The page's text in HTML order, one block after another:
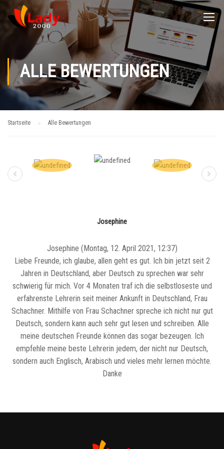
ALLE BEWERTUNGEN
Startseite Alle Bewertungen
Josephine
Josephine (Montag, 12. April 2021, 12:37)
Liebe Freunde, ich glaube, allen geht es gut. Ich bin jetzt seit 2
Jahren in Deutschland, aber Deutsch zu sprechen war sehr
schwierig für mich. Vor 4 Monaten traf ich die selbstloseste und
erfahrenste Lehrerin seit meiner Ankunft in Deutschland, Frau
Schachner. Mithilfe von Frau Schachner spreche ich nicht nur gut
Deutsch, sondern kann auch sehr gut lesen und schreiben. Alle
meine deutschen Freunde können das sogar bezeugen. Ich
empfehle meine beste Lehrerin jedem, der nicht nur Deutsch,
sondern auch Englisch, Arabisch und vieles mehr lernen möchte.
Danke